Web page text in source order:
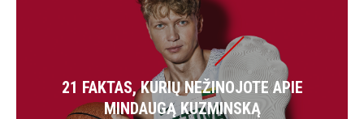
21 FAKTAS, KURIŲ NEŽINOJOTE APIE
MINDAUGĄ KUZMINSKĄ